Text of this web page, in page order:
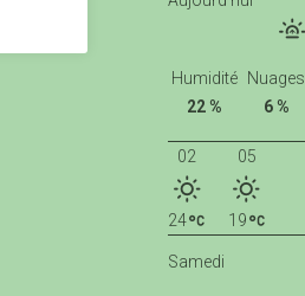
Humidité
22 %
Nuages
6 %
02
24
05
19
Samedi